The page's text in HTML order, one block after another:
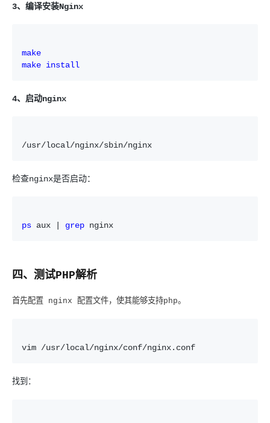
3、编译安装Nginx
make
make install
4、启动nginx
/usr/local/nginx/sbin/nginx
检查nginx是否启动：
ps aux | grep nginx
四、测试PHP解析
首先配置 nginx 配置文件，使其能够支持php。
vim /usr/local/nginx/conf/nginx.conf
找到：